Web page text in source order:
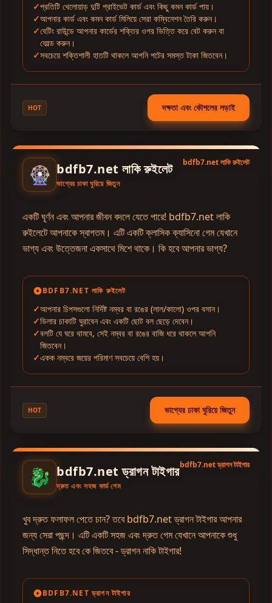
প্রতিটি খেলোয়াড় দুটি প্রাইভেট কার্ড এবং কিছু কমন কার্ড পায়।
আপনার কার্ড এবং কমন কার্ড মিলিয়ে সেরা কম্বিনেশন তৈরি করুন।
বেটিং রাউন্ডে আপনার কার্ডের শক্তির ওপর ভিত্তি করে বেট করুন বা
ফোল্ড করুন।
সবচেয়ে শক্তিশালী হাতটি থাকলে আপনি পটের সমস্ত টাকা জিতবেন।
HOT দক্ষতা এবং কৌশলের লড়াই
🎡 bdfb7.net লাকি রুইলেট
ভাগ্যের চাকা ঘুরিয়ে জিতুন
bdfb7.net লাকি রুইলেট
একটি ঘূর্ণন এবং আপনার জীবন বদলে যেতে পারে! bdfb7.net লাকি
রুইলেটে আপনাকে স্বাগতম। এটি একটি ক্লাসিক ক্যাসিনো গেম যেখানে
ভাগ্য এবং উত্তেজনা একসাথে মিশে থাকে। কি হবে আপনার ভাগ্য?
BDFB7.NET লাকি রুইলেট
আপনার চিপসগুলো নির্দিষ্ট নম্বর বা রঙের (লাল/কালো) ওপর বসান।
ডিলার চাকাটি ঘুরাবেন এবং একটি ছোট বল ছেড়ে দেবেন।
বলটি যে ঘরে থামবে, সেই নম্বর বা রঙের বাজি ধরে থাকলে আপনি
জিতবেন।
একক নম্বরে জয়ের পরিমাণ সবচেয়ে বেশি হয়।
HOT ভাগ্যের চাকা ঘুরিয়ে জিতুন
🐉 bdfb7.net ড্রাগন টাইগার
দ্রুত এবং সহজ কার্ড গেম
bdfb7.net ড্রাগন টাইগার
খুব দ্রুত ফলাফল পেতে চান? তবে bdfb7.net ড্রাগন টাইগার আপনার
জন্য সেরা পছন্দ। এটি একটি সহজ এবং দ্রুত গেম যেখানে আপনাকে শুধু
সিদ্ধান্ত নিতে হবে কে জিতবে - ড্রাগন নাকি টাইগার!
BDFB7.NET ড্রাগন টাইগার